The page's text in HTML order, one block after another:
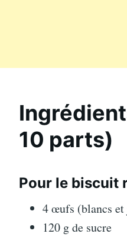
10 parts)
Pour le biscuit
4 œufs (blancs et
120 g de sucre